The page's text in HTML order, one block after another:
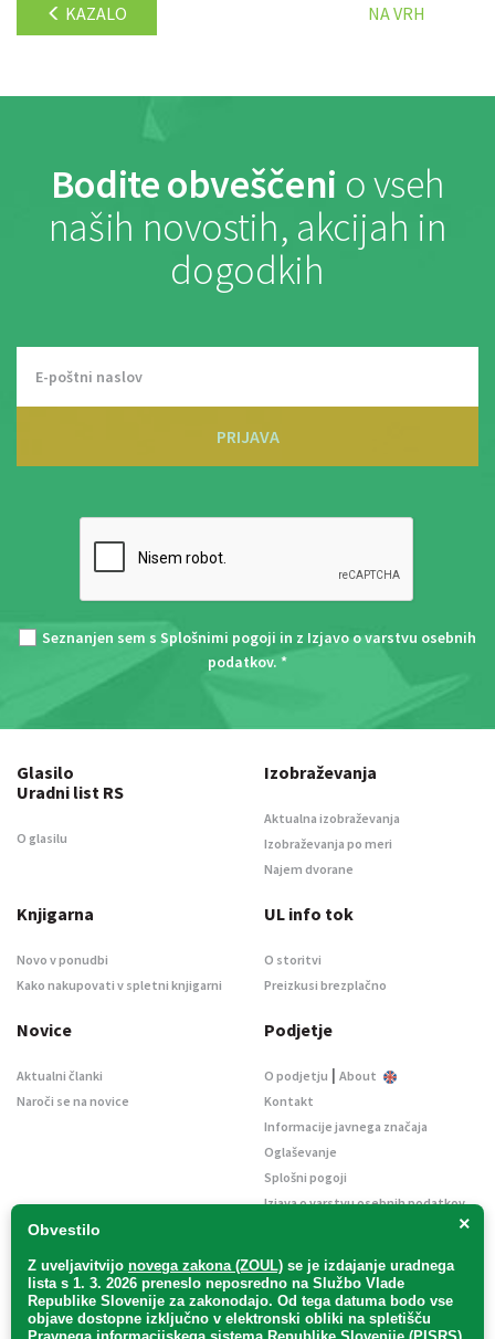
KAZALO NA VRH
Bodite obveščeni o vseh
naših novostih, akcijah in
dogodkih
PRIJAVA
Seznanjen sem s Splošnimi pogoji in z Izjavo o varstvu osebnih
podatkov. *
×
Obvestilo
Z uveljavitvijo novega zakona (ZOUL) se je izdajanje uradnega
lista s 1. 3. 2026 preneslo neposredno na Službo Vlade
Republike Slovenije za zakonodajo. Od tega datuma bodo vse
objave dostopne izključno v elektronski obliki na spletišču
Glasilo
Uradni list RS
O glasilu
Izobraževanja
Aktualna izobraževanja
Izobraževanja po meri
Najem dvorane
Knjigarna
Novo v ponudbi
Kako nakupovati v spletni knjigarni
UL info tok
O storitvi
Preizkusi brezplačno
Novice
Aktualni članki
Naroči se na novice
Podjetje
O podjetju | About
Kontakt
Informacije javnega značaja
Oglaševanje
Splošni pogoji
Izjava o varstvu osebnih podatkov